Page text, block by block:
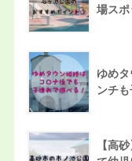
場ス
ゆめ
ンチ
【高